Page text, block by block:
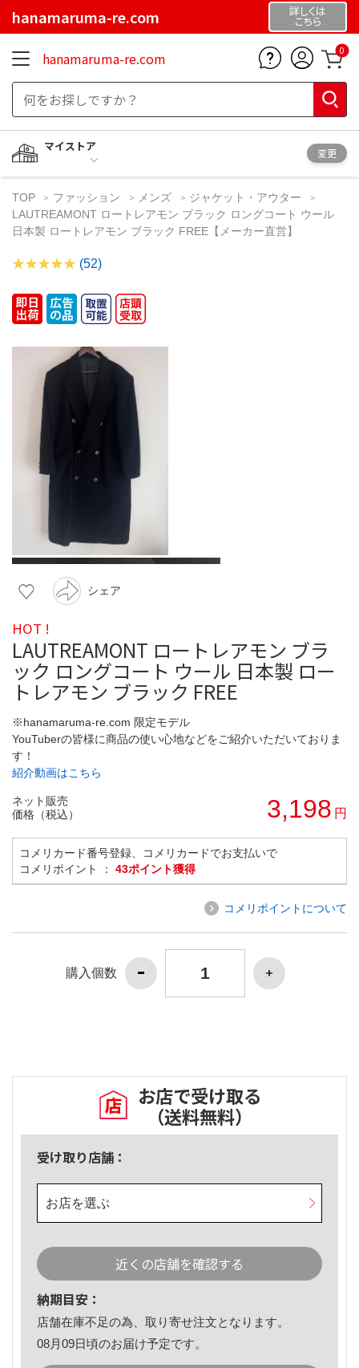
hanamaruma-re.com 詳しくは
こちら
hanamaruma-re.com 0
マイストア
変更
TOP ファッション メンズ
ジャケット・アウター
LAUTREAMONT ロートレアモン ブラック ロングコート ウール
日本製 ロートレアモン ブラック FREE【メーカー直営】
(52)
シェア
HOT !
LAUTREAMONT ロートレアモン ブラ
ック ロングコート ウール 日本製 ロー
トレアモン ブラック FREE
※hanamaruma-re.com 限定モデル
YouTuberの皆様に商品の使い心地などをご紹介いただいておりま
す！
紹介動画はこちら
ネット販売
価格（税込）
3,198 円
コメリカード番号登録、コメリカードでお支払いで
コメリポイント ： 43ポイント獲得
コメリポイントについて
購入個数
お店で受け取る
（送料無料）
受け取り店舗：
お店を選ぶ
近くの店舗を確認する
納期目安：
店舗在庫不足の為、取り寄せ注文となります。
08月09日頃のお届け予定です。